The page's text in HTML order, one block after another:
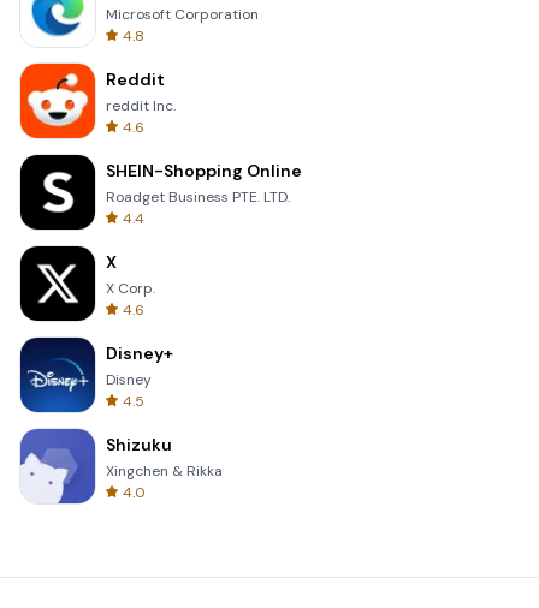
Microsoft Corporation
4.8
Reddit
reddit Inc.
4.6
SHEIN-Shopping Online
Roadget Business PTE. LTD.
4.4
X
X Corp.
4.6
Disney+
Disney
4.5
Shizuku
Xingchen & Rikka
4.0